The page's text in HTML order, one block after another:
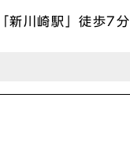
新川崎駅」徒歩7分